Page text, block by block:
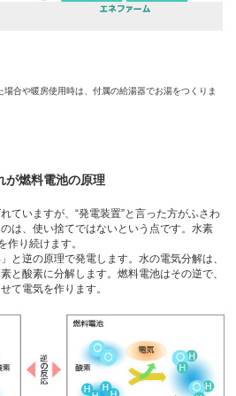
合や暖房使用時は、付属の給湯器でお湯をつくりま
が燃料電池の原理
ていますが、“発電装置”と言った方がふさわ
は、使い捨てではないという点です。水素
作り続けます。
と逆の原理で発電します。水の電気分解は、
と酸素に分解します。燃料電池はその逆で、
て電気を作ります。